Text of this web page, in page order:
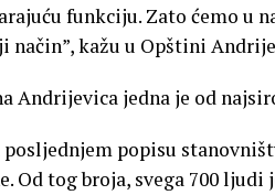
funkciju. Zato ćemo u
način”, kažu u Opštini
Andrijevica jedna je od
posljednjem popisu
Od tog broja, svega 700